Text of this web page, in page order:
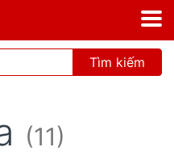
Tìm kiếm
(11)